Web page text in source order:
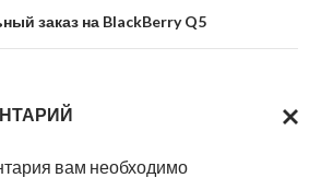
заказ на BlackBerry Q5
вам необходимо